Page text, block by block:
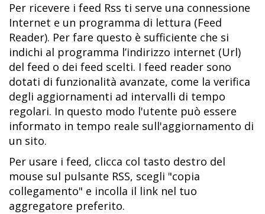
Per ricevere i feed Rss ti serve una connessione
Internet e un programma di lettura (Feed
Reader). Per fare questo è sufficiente che si
indichi al programma l’indirizzo internet (Url)
del feed o dei feed scelti. I feed reader sono
dotati di funzionalità avanzate, come la verifica
degli aggiornamenti ad intervalli di tempo
regolari. In questo modo l'utente può essere
informato in tempo reale sull'aggiornamento di
un sito.
Per usare i feed, clicca col tasto destro del
mouse sul pulsante RSS, scegli "copia
collegamento" e incolla il link nel tuo
aggregatore preferito.